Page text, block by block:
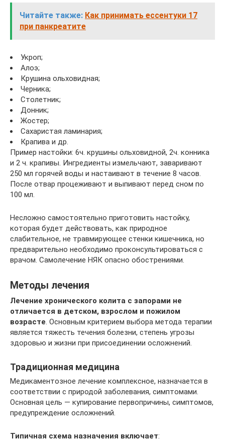
Читайте также: Как принимать ессентуки 17
при панкреатите
Укроп;
Алоэ;
Крушина ольховидная;
Черника;
Столетник;
Донник;
Жостер;
Сахаристая ламинария;
Крапива и др.
Пример настойки: 6ч. крушины ольховидной, 2ч. конника
и 2 ч. крапивы. Ингредиенты измельчают, заваривают
250 мл горячей воды и настаивают в течение 8 часов.
После отвар процеживают и выпивают перед сном по
100 мл.
Несложно самостоятельно приготовить настойку,
которая будет действовать, как природное
слабительное, не травмирующее стенки кишечника, но
предварительно необходимо проконсультироваться с
врачом. Самолечение НЯК опасно обострениями.
Методы лечения
Лечение хронического колита с запорами не
отличается в детском, взрослом и пожилом
возрасте . Основным критерием выбора метода терапии
является тяжесть течения болезни, степень угрозы
здоровью и жизни при присоединении осложнений.
Традиционная медицина
Медикаментозное лечение комплексное, назначается в
соответствии с природой заболевания, симптомами.
Основная цель — купирование первопричины, симптомов,
предупреждение осложнений.
Типичная схема назначения включает: